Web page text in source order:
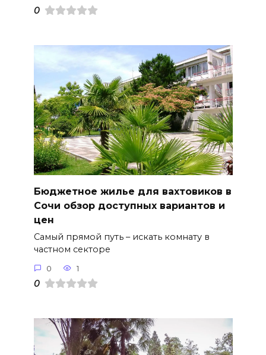
0
Бюджетное жилье для вахтовиков в
Сочи обзор доступных вариантов и
цен
Самый прямой путь – искать комнату в
частном секторе
0 1
0